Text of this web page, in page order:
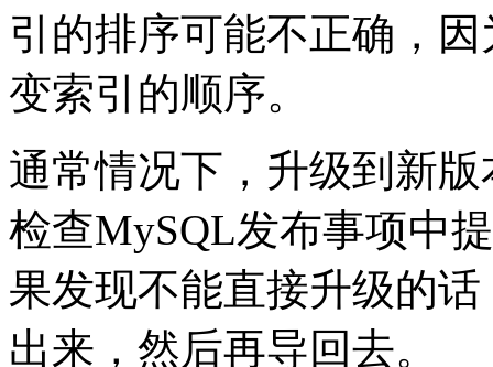
引的排序可能不正确，
变索引的顺序。
通常情况下，升级到新
检查MySQL发布事项中
果发现不能直接升级的
出来，然后再导回去。